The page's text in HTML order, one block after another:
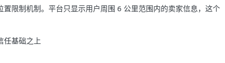
限制机制。平台只显示用户周围 6 公里范围内的卖家信息，这个
任基础之上